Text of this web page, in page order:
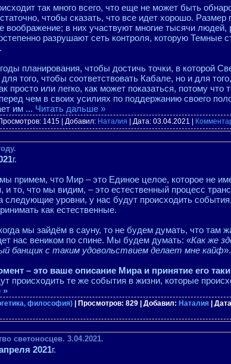
так много всего, что еще не может быть
чтобы сказать, что все идет хорошо. Размер
воображение; в них участвуют многие тысячи
разрушают сеть контроля, которую Темные
планирования, чтобы достичь точки, в которой
того, чтобы соответствовать Кабале, но и для
просто или легко, как может показаться, потому что
чем в своих усилиях по поддержанию своего
им ... Читать дальше »
1415 | Добавил: Наталия | Дата: 03.04.2021
г.
примем, что Мир – это Единое целое, которое не
и то, что мы видим, – это естественный процесс
следующие уровни, у нас будут происходить
как естественные.
мы зайдём в сауну, то не будем думать, что там
нас веником по спине. Мы будем думать: «Как же
банщик с таким удовольствием делает мне кайф».
– это ваше описание Мира и принятие его
происходить те же события в жизни, которые
»
философия) | Просмотров: 829 | Добавил: Наталия |
светоносцев. 3.04.2021.
2021г.